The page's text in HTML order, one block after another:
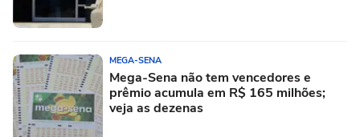
MEGA-SENA
Mega-Sena não tem vencedores e
prêmio acumula em R$ 165 milhões;
veja as dezenas